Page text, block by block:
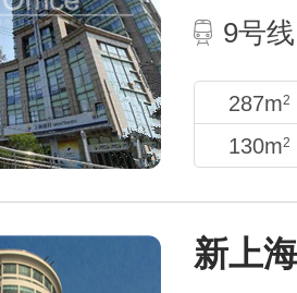
9号
287m2
130m2
新上